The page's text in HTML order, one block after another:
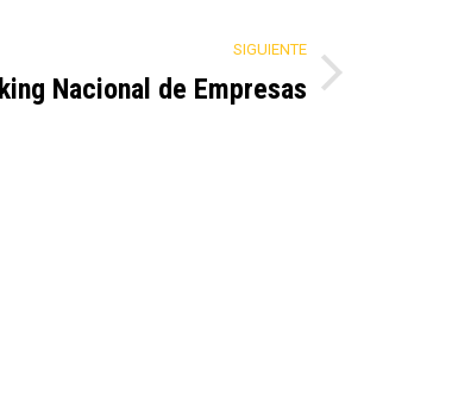
SIGUIENTE
Nacional de Empresas